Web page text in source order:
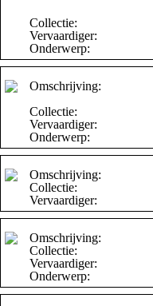
Collectie:
Vervaardiger:
Onderwerp:
Omschrijving:
Collectie:
Vervaardiger:
Onderwerp:
Omschrijving:
Collectie:
Vervaardiger:
Omschrijving:
Collectie:
Vervaardiger:
Onderwerp: